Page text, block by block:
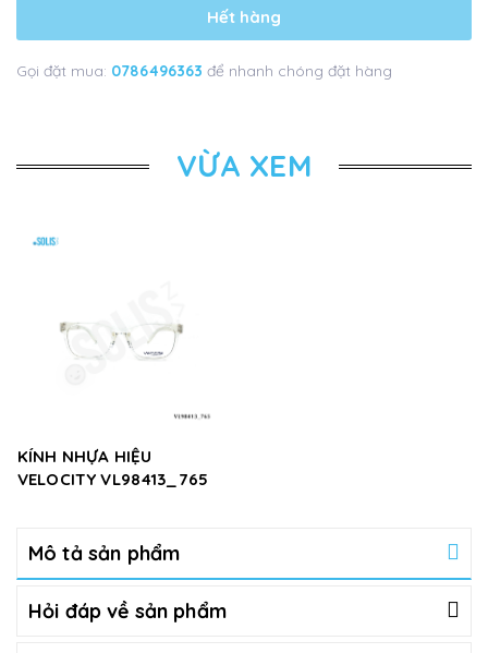
Hết hàng
Gọi đặt mua: 0786496363 để nhanh chóng đặt hàng
VỪA XEM
KÍNH NHỰA HIỆU
VELOCITY VL98413_765
Mô tả sản phẩm
Hỏi đáp về sản phẩm